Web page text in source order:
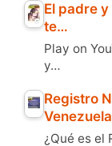
El padre
te…
Play on
y…
Registro
¿Qué es el